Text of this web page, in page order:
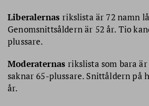
Liberalernasrikslista är 72 namn
Genomsnittsåldern är 52 år. Tio
plussare.
Moderaternasrikslista som bara
saknar 65-plussare. Snittåldern på
år.